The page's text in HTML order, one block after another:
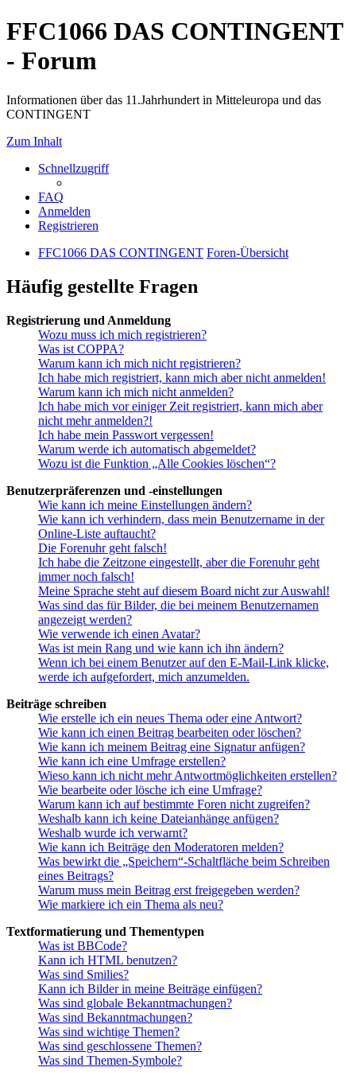
FFC1066 DAS CONTINGENT
- Forum
Informationen über das 11.Jahrhundert in Mitteleuropa und das
CONTINGENT
Zum Inhalt
Schnellzugriff
FAQ
Anmelden
Registrieren
FFC1066 DAS CONTINGENT Foren-Übersicht
Häufig gestellte Fragen
Registrierung und Anmeldung
Wozu muss ich mich registrieren?
Was ist COPPA?
Warum kann ich mich nicht registrieren?
Ich habe mich registriert, kann mich aber nicht anmelden!
Warum kann ich mich nicht anmelden?
Ich habe mich vor einiger Zeit registriert, kann mich aber
nicht mehr anmelden?!
Ich habe mein Passwort vergessen!
Warum werde ich automatisch abgemeldet?
Wozu ist die Funktion „Alle Cookies löschen“?
Benutzerpräferenzen und -einstellungen
Wie kann ich meine Einstellungen ändern?
Wie kann ich verhindern, dass mein Benutzername in der
Online-Liste auftaucht?
Die Forenuhr geht falsch!
Ich habe die Zeitzone eingestellt, aber die Forenuhr geht
immer noch falsch!
Meine Sprache steht auf diesem Board nicht zur Auswahl!
Was sind das für Bilder, die bei meinem Benutzernamen
angezeigt werden?
Wie verwende ich einen Avatar?
Was ist mein Rang und wie kann ich ihn ändern?
Wenn ich bei einem Benutzer auf den E-Mail-Link klicke,
werde ich aufgefordert, mich anzumelden.
Beiträge schreiben
Wie erstelle ich ein neues Thema oder eine Antwort?
Wie kann ich einen Beitrag bearbeiten oder löschen?
Wie kann ich meinem Beitrag eine Signatur anfügen?
Wie kann ich eine Umfrage erstellen?
Wieso kann ich nicht mehr Antwortmöglichkeiten erstellen?
Wie bearbeite oder lösche ich eine Umfrage?
Warum kann ich auf bestimmte Foren nicht zugreifen?
Weshalb kann ich keine Dateianhänge anfügen?
Weshalb wurde ich verwarnt?
Wie kann ich Beiträge den Moderatoren melden?
Was bewirkt die „Speichern“-Schaltfläche beim Schreiben
eines Beitrags?
Warum muss mein Beitrag erst freigegeben werden?
Wie markiere ich ein Thema als neu?
Textformatierung und Thementypen
Was ist BBCode?
Kann ich HTML benutzen?
Was sind Smilies?
Kann ich Bilder in meine Beiträge einfügen?
Was sind globale Bekanntmachungen?
Was sind Bekanntmachungen?
Was sind wichtige Themen?
Was sind geschlossene Themen?
Was sind Themen-Symbole?